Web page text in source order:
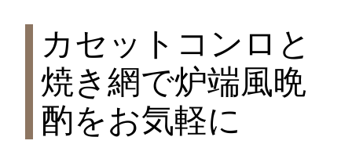
カセットコンロと
焼き網で炉端風晩
酌をお気軽に